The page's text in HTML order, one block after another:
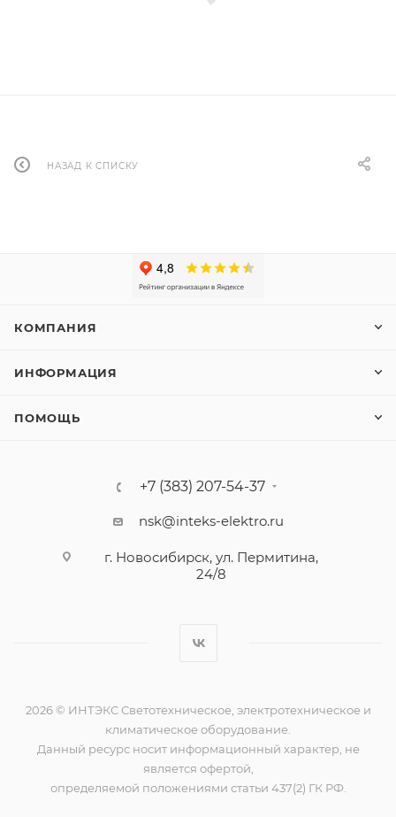
НАЗАД К СПИСКУ
КОМПАНИЯ
ИНФОРМАЦИЯ
ПОМОЩЬ
+7 (383) 207-54-37
nsk@inteks-elektro.ru
г. Новосибирск, ул. Пермитина,
24/8
2026 © ИНТЭКС Светотехническое, электротехническое и
климатическое оборудование.
Данный ресурс носит информационный характер, не
является офертой,
определяемой положениями статьи 437(2) ГК РФ.